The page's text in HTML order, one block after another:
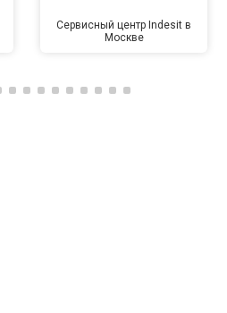
Сервисный центр Indesit в
Москве